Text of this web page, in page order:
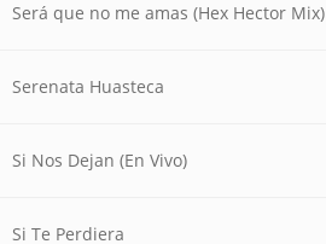
Será que no me amas (Hex Hector Mix)
Serenata Huasteca
Si Nos Dejan (En Vivo)
Si Te Perdiera